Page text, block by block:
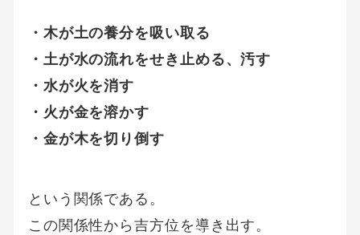
・木が土の養分を吸い取る
・土が水の流れをせき止める、汚す
・水が火を消す
・火が金を溶かす
・金が木を切り倒す
という関係である。
この関係性から吉方位を導き出す。